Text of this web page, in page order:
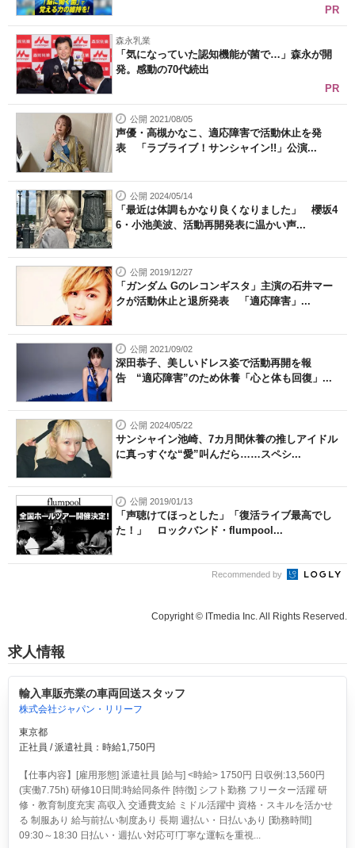
PR
森永乳業
「気になっていた認知機能が菌で…」森永が開
発。感動の70代続出
PR
公開 2021/08/05
声優・高槻かなこ、適応障害で活動休止を発
表 「ラブライブ！サンシャイン!!」公演...
公開 2024/05/14
「最近は体調もかなり良くなりました」 櫻坂4
6・小池美波、活動再開発表に温かい声...
公開 2019/12/27
「ガンダム Gのレコンギスタ」主演の石井マー
クが活動休止と退所発表 「適応障害」...
公開 2021/09/02
深田恭子、美しいドレス姿で活動再開を報
告 “適応障害”のため休養「心と体も回復」...
公開 2024/05/22
サンシャイン池崎、7カ月間休養の推しアイドル
に真っすぐな“愛”叫んだら……スペシ...
公開 2019/01/13
「声聴けてほっとした」「復活ライブ最高でし
た！」 ロックバンド・flumpool...
Recommended by
Copyright © ITmedia Inc. All Rights Reserved.
求人情報
輸入車販売業の車両回送スタッフ
株式会社ジャパン・リリーフ
東京都
正社員 / 派遣社員：時給1,750円
【仕事内容】[雇用形態] 派遣社員 [給与] <時給> 1750円 日収例:13,560円
(実働7.75h) 研修10日間:時給同条件 [特徴] シフト勤務 フリーター活躍 研
修・教育制度充実 高収入 交通費支給 ミドル活躍中 資格・スキルを活かせ
る 制服あり 給与前払い制度あり 長期 週払い・日払いあり [勤務時間]
09:30～18:30 日払い・週払い対応可!丁寧な運転を重視...